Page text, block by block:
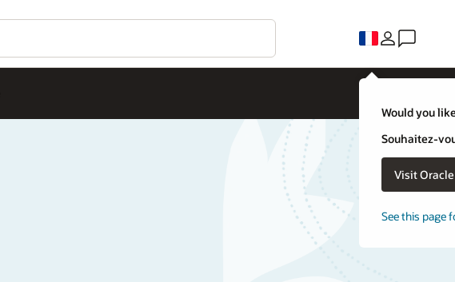
Would you
Souhaitez-
Visit
See this page